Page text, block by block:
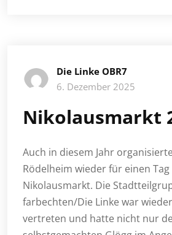
Die Linke OBR7
6. Dezember 2025
Nikolausmarkt
Auch in diesem Jahr
Rödelheim wieder für einen Tag
Nikolausmarkt. Die
farbechten/Die Linke war
vertreten und hatte nicht nur